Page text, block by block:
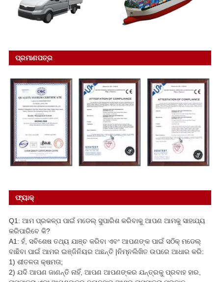
ପ୍ରମାଣପତ୍ର
ଫ୍ୟାକ୍
Q1: ଆମ ପ୍ରକଳ୍ପ ପାଇଁ ମଡେଲ୍ ସୁପାରିଶ କରିବାକୁ ଆପଣ ଆମକୁ ସାହାଯ୍ୟ
କରିପାରିବେ କି?
A1: ହଁ, ସବିଶେଷ ତଥ୍ୟ ଯାଞ୍ଚ କରିବା ଏବଂ ଆପଣଙ୍କ ପାଇଁ ସଠିକ୍ ମଡେଲ୍
ବାଛିବା ପାଇଁ ଆମର ଇଞ୍ଜିନିୟର ଅଛନ୍ତି |ନିମ୍ନଲିଖିତ ଉପରେ ଆଧାର କରି:
1) ଶୀତଳତା କ୍ଷମତା;
2) ଯଦି ଆପଣ ଜାଣନ୍ତି ନାହିଁ, ଆପଣ ଆପଣଙ୍କର ଯନ୍ତ୍ରକୁ ପ୍ରବାହ ହାର,